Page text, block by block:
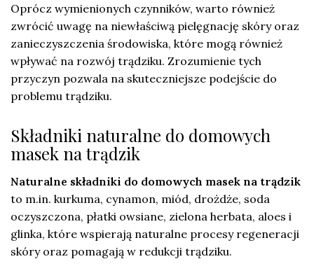
Oprócz wymienionych czynników, warto również
zwrócić uwagę na niewłaściwą pielęgnację skóry oraz
zanieczyszczenia środowiska, które mogą również
wpływać na rozwój trądziku. Zrozumienie tych
przyczyn pozwala na skuteczniejsze podejście do
problemu trądziku.
Składniki naturalne do domowych
masek na trądzik
Naturalne składniki do domowych masek na trądzik
to m.in. kurkuma, cynamon, miód, drożdże, soda
oczyszczona, płatki owsiane, zielona herbata, aloes i
glinka, które wspierają naturalne procesy regeneracji
skóry oraz pomagają w redukcji trądziku.